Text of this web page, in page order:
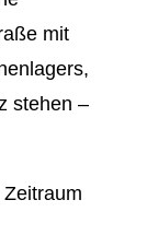
mit
stehen –